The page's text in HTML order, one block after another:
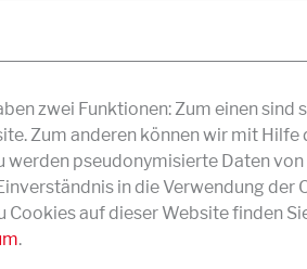
zwei Funktionen: Zum einen sind
Zum anderen können wir mit Hilfe
werden pseudonymisierte Daten
in die Verwendung der
auf dieser Website finden
.